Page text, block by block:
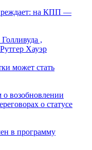
на КПП —
,
Хауэр
может стать
о возобновлении
о статусе
в программу